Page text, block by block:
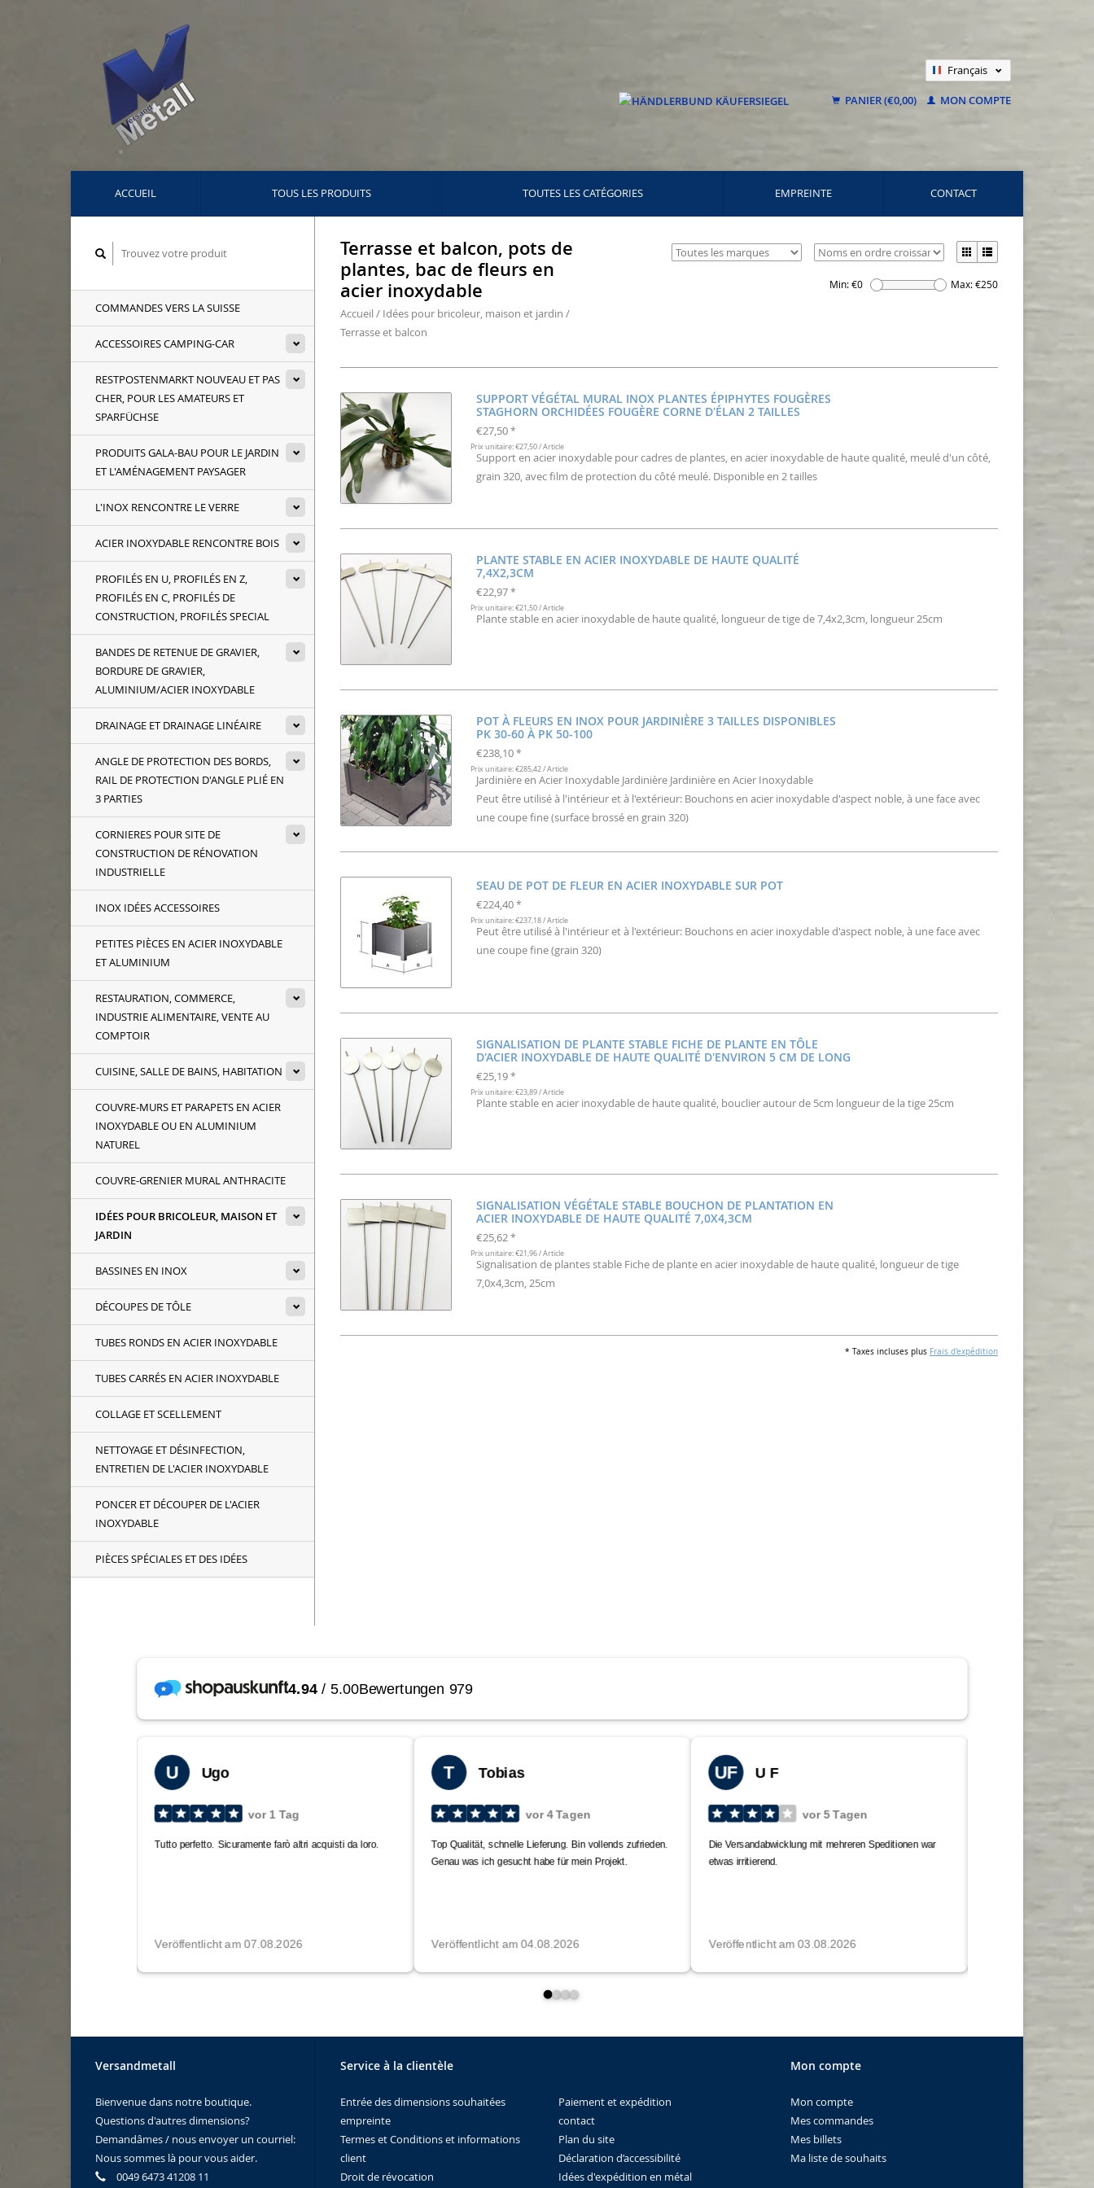
Français
Deutsch
PANIER (€0,00) MON COMPTE
ACCUEIL TOUS LES PRODUITS TOUTES LES CATÉGORIES EMPREINTE CONTACT
COMMANDES VERS LA SUISSE
ACCESSOIRES CAMPING-CAR
RESTPOSTENMARKT NOUVEAU ET PAS
CHER, POUR LES AMATEURS ET
SPARFÜCHSE
PRODUITS GALA-BAU POUR LE JARDIN
ET L'AMÉNAGEMENT PAYSAGER
L'INOX RENCONTRE LE VERRE
ACIER INOXYDABLE RENCONTRE BOIS
PROFILÉS EN U, PROFILÉS EN Z,
PROFILÉS EN C, PROFILÉS DE
CONSTRUCTION, PROFILÉS SPECIAL
BANDES DE RETENUE DE GRAVIER,
BORDURE DE GRAVIER,
ALUMINIUM/ACIER INOXYDABLE
DRAINAGE ET DRAINAGE LINÉAIRE
ANGLE DE PROTECTION DES BORDS,
RAIL DE PROTECTION D'ANGLE PLIÉ EN
3 PARTIES
CORNIERES POUR SITE DE
CONSTRUCTION DE RÉNOVATION
INDUSTRIELLE
INOX IDÉES ACCESSOIRES
PETITES PIÈCES EN ACIER INOXYDABLE
ET ALUMINIUM
RESTAURATION, COMMERCE,
INDUSTRIE ALIMENTAIRE, VENTE AU
COMPTOIR
CUISINE, SALLE DE BAINS, HABITATION
COUVRE-MURS ET PARAPETS EN ACIER
INOXYDABLE OU EN ALUMINIUM
NATUREL
COUVRE-GRENIER MURAL ANTHRACITE
IDÉES POUR BRICOLEUR, MAISON ET
JARDIN
BASSINES EN INOX
DÉCOUPES DE TÔLE
TUBES RONDS EN ACIER INOXYDABLE
TUBES CARRÉS EN ACIER INOXYDABLE
COLLAGE ET SCELLEMENT
NETTOYAGE ET DÉSINFECTION,
ENTRETIEN DE L'ACIER INOXYDABLE
PONCER ET DÉCOUPER DE L'ACIER
INOXYDABLE
PIÈCES SPÉCIALES ET DES IDÉES
Terrasse et balcon, pots de
plantes, bac de fleurs en
acier inoxydable
Accueil / Idées pour bricoleur, maison et jardin /
Terrasse et balcon
Min: €0 Max: €250
SUPPORT VÉGÉTAL MURAL INOX PLANTES ÉPIPHYTES FOUGÈRES
STAGHORN ORCHIDÉES FOUGÈRE CORNE D'ÉLAN 2 TAILLES
€27,50 *
Prix unitaire: €27,50 / Article
Support en acier inoxydable pour cadres de plantes, en acier inoxydable de haute qualité, meulé d'un côté,
grain 320, avec film de protection du côté meulé. Disponible en 2 tailles
PLANTE STABLE EN ACIER INOXYDABLE DE HAUTE QUALITÉ
7,4X2,3CM
€22,97 *
Prix unitaire: €21,50 / Article
Plante stable en acier inoxydable de haute qualité, longueur de tige de 7,4x2,3cm, longueur 25cm
POT À FLEURS EN INOX POUR JARDINIÈRE 3 TAILLES DISPONIBLES
PK 30-60 À PK 50-100
€238,10 *
Prix unitaire: €285,42 / Article
Jardinière en Acier Inoxydable Jardinière Jardinière en Acier Inoxydable
Peut être utilisé à l'intérieur et à l'extérieur: Bouchons en acier inoxydable d'aspect noble, à une face avec
une coupe fine (surface brossé en grain 320)
SEAU DE POT DE FLEUR EN ACIER INOXYDABLE SUR POT
€224,40 *
Prix unitaire: €237,18 / Article
Peut être utilisé à l'intérieur et à l'extérieur: Bouchons en acier inoxydable d'aspect noble, à une face avec
une coupe fine (grain 320)
SIGNALISATION DE PLANTE STABLE FICHE DE PLANTE EN TÔLE
D'ACIER INOXYDABLE DE HAUTE QUALITÉ D'ENVIRON 5 CM DE LONG
€25,19 *
Prix unitaire: €23,89 / Article
Plante stable en acier inoxydable de haute qualité, bouclier autour de 5cm longueur de la tige 25cm
SIGNALISATION VÉGÉTALE STABLE BOUCHON DE PLANTATION EN
ACIER INOXYDABLE DE HAUTE QUALITÉ 7,0X4,3CM
€25,62 *
Prix unitaire: €21,96 / Article
Signalisation de plantes stable Fiche de plante en acier inoxydable de haute qualité, longueur de tige
7,0x4,3cm, 25cm
* Taxes incluses plus Frais d'expédition
Versandmetall
Bienvenue dans notre boutique.
Questions d'autres dimensions?
Demandâmes / nous envoyer un courriel:
Nous sommes là pour vous aider.
0049 6473 41208 11
Service à la clientèle
Entrée des dimensions souhaitées
empreinte
Termes et Conditions et informations
client
Droit de révocation
Paiement et expédition
contact
Plan du site
Déclaration d’accessibilité
Idées d'expédition en métal
Mon compte
Mon compte
Mes commandes
Mes billets
Ma liste de souhaits